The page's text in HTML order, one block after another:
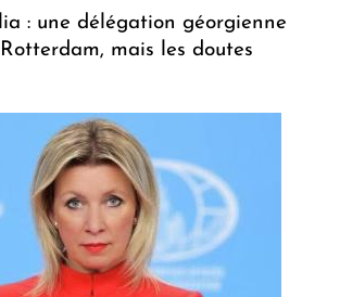
: une délégation géorgienne
mais les doutes